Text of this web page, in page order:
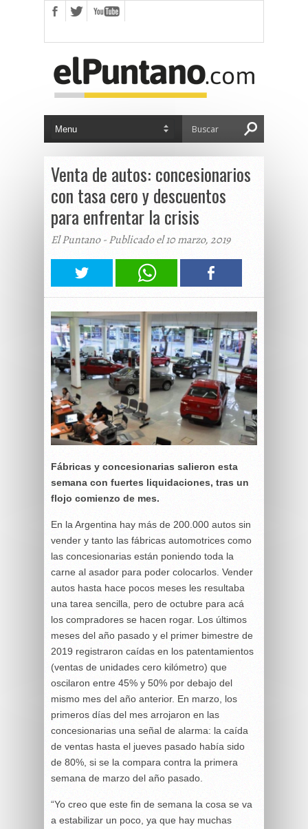
Venta de autos: concesionarios
con tasa cero y descuentos
para enfrentar la crisis
El Puntano - Publicado el 10 marzo, 2019
Fábricas y concesionarias salieron esta
semana con fuertes liquidaciones, tras un
flojo comienzo de mes.
En la Argentina hay más de 200.000 autos sin
vender y tanto las fábricas automotrices como
las concesionarias están poniendo toda la
carne al asador para poder colocarlos. Vender
autos hasta hace pocos meses les resultaba
una tarea sencilla, pero de octubre para acá
los compradores se hacen rogar. Los últimos
meses del año pasado y el primer bimestre de
2019 registraron caídas en los patentamientos
(ventas de unidades cero kilómetro) que
oscilaron entre 45% y 50% por debajo del
mismo mes del año anterior. En marzo, los
primeros días del mes arrojaron en las
concesionarias una señal de alarma: la caída
de ventas hasta el jueves pasado había sido
de 80%, si se la compara contra la primera
semana de marzo del año pasado.
“Yo creo que este fin de semana la cosa se va
a estabilizar un poco, ya que hay muchas